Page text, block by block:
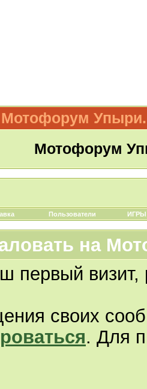
Мотофорум
Мотофорум
Пользователи ИГРЫ
на
первый
своих
. Для